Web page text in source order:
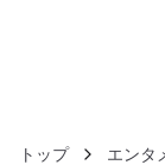
トップ エンタ